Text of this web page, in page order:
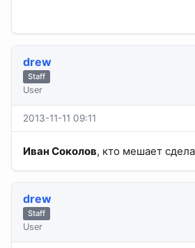
drew
Staff
User
2013-11-11 09:11
Иван Соколов, кто мешает
drew
Staff
User